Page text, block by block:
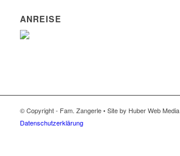
ANREISE
© Copyright - Fam. Zangerle • Site by Huber Web Media
Datenschutzerklärung